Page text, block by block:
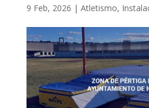
9 Feb, 2026 | Atletismo,